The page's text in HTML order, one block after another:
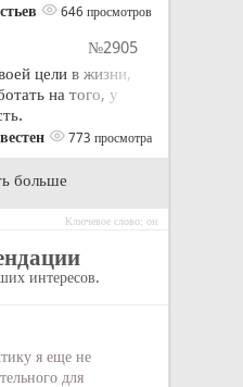
646 просмотров
№2905
цели в жизни,
на того, у
773 просмотра
больше
Ключевое слово: он
интересов.
я еще не
для